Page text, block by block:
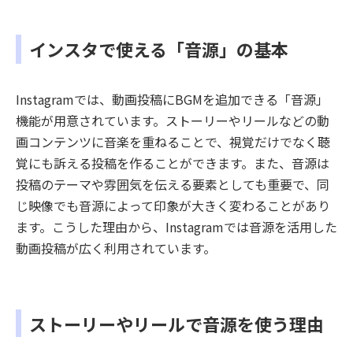
インスタで使える「音源」の基本
Instagramでは、動画投稿にBGMを追加できる「音源」
機能が用意されています。ストーリーやリールなどの動
画コンテンツに音楽を重ねることで、視覚だけでなく聴
覚にも訴える投稿を作ることができます。また、音源は
投稿のテーマや雰囲気を伝える要素としても重要で、同
じ映像でも音源によって印象が大きく変わることがあり
ます。こうした理由から、Instagramでは音源を活用した
動画投稿が広く利用されています。
ストーリーやリールで音源を使う理由